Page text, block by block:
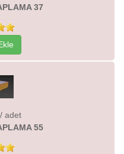
37
/ adet
55